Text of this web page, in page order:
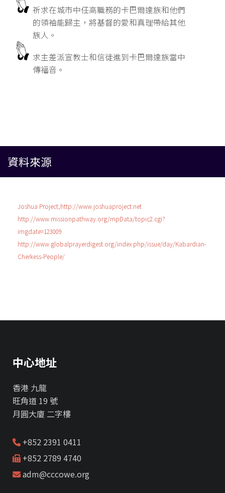
祈求在城市中任高職務的卡巴爾達族和他們
的領袖能歸主，將基督的愛和真理帶給其他
族人。
求主差派宣教士和信徒進到卡巴爾達族當中
傳福音。
資料來源
Joshua Project,http://www.joshuaproject.net
http://www.missionpathway.org/mpData/topic2.cgi?
imgdate=123009
http://www.globalprayerdigest.org/index.php/issue/day/Kabardian-
Cherkess-People/
中心地址
香港 九龍
旺角道 19 號
月圓大廈 二字樓
+852 2391 0411
+852 2789 4740
adm@cccowe.org